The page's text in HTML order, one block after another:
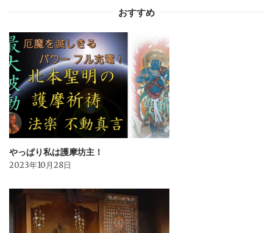
シ
ョ
ン
おすすめ
やっぱり私は護摩坊主！
2023年10月28日